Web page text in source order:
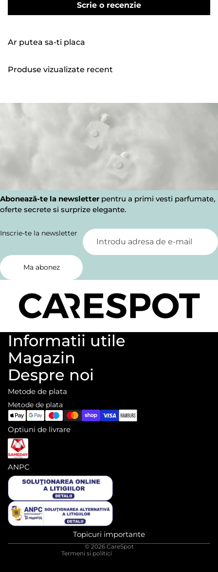
Scrie o recenzie
Ar putea sa-ti placa
Produse vizualizate recent
Abonează-te la newsletter pentru a primi vesti parfumate,
oferte secrete si surprize elegante.
Inscrie-te la newsletter
Ma abonez
Informatii utile
Magazin
Despre noi
Metode de plata
Metode de plata
Optiuni de livrare
ANPC
Topicuri importante
© 2026 CareSpot
Termeni si politici
Informații de contact
Politica de rambursare
Politica de confidențialitate
Termeni de utilizare
Politica de expediere